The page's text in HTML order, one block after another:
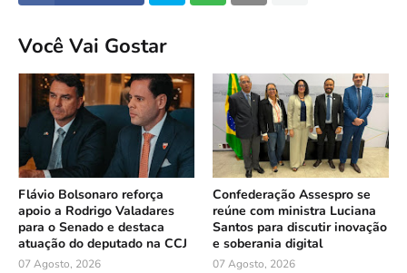
Você Vai Gostar
Flávio Bolsonaro reforça
apoio a Rodrigo Valadares
para o Senado e destaca
atuação do deputado na CCJ
07 Agosto, 2026
Confederação Assespro se
reúne com ministra Luciana
Santos para discutir inovação
e soberania digital
07 Agosto, 2026